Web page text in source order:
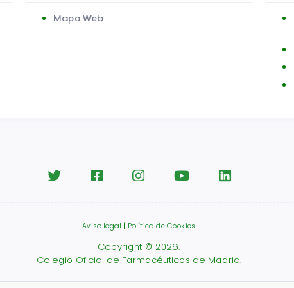
Mapa Web
Aviso legal | Política de Cookies
Copyright © 2026.
Colegio Oficial de Farmacéuticos de Madrid.